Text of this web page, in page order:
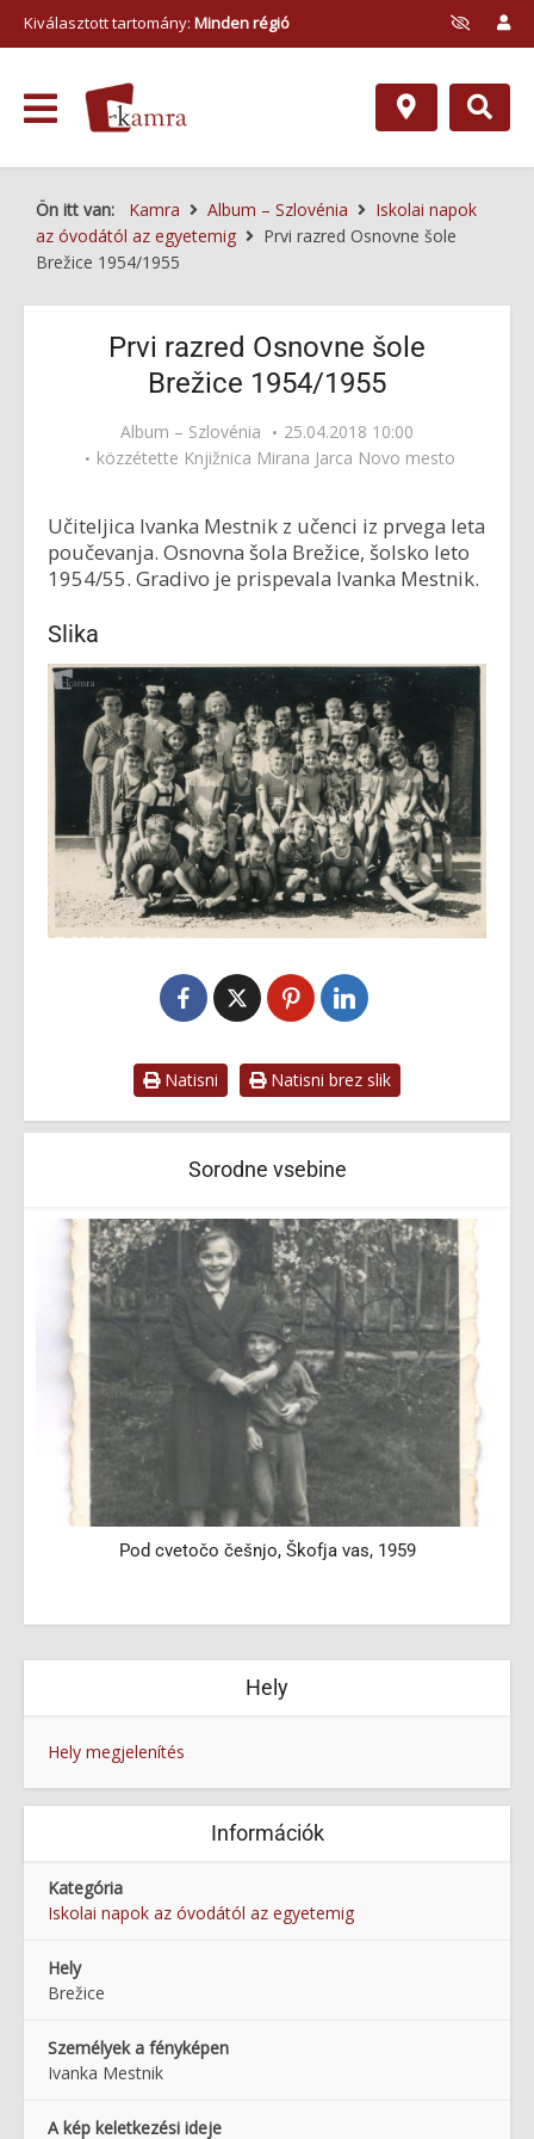
Kiválasztott tartomány: Minden régió
Ön itt van: Kamra Album – Szlovénia
Iskolai napok
az óvodától az egyetemig
Prvi razred Osnovne šole
Brežice 1954/1955
Prvi razred Osnovne šole
Brežice 1954/1955
Album – Szlovénia
25.04.2018 10:00
közzétette Knjižnica Mirana Jarca Novo mesto
Učiteljica Ivanka Mestnik z učenci iz prvega leta
poučevanja. Osnovna šola Brežice, šolsko leto
1954/55. Gradivo je prispevala Ivanka Mestnik.
Slika
Natisni Natisni brez slik
Sorodne vsebine
Pod cvetočo češnjo, Škofja vas, 1959
Hely
Hely megjelenítés
Információk
Kategória
Iskolai napok az óvodától az egyetemig
Hely
Brežice
Személyek a fényképen
Ivanka Mestnik
A kép keletkezési ideje